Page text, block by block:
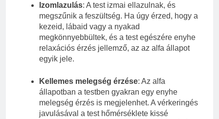
Izomlazulás: A test izmai ellazulnak, és
megszűnik a feszültség. Ha úgy érzed, hogy a
kezeid, lábaid vagy a nyakad
megkönnyebbültek, és a test egészére enyhe
relaxációs érzés jellemző, az az alfa állapot
egyik jele.
Kellemes melegség érzése: Az alfa
állapotban a testben gyakran egy enyhe
melegség érzés is megjelenhet. A vérkeringés
javulásával a test hőmérséklete kissé